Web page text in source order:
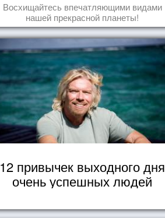
Восхищайтесь впечатляющими видами
нашей прекрасной планеты!
12 привычек выходного дня
очень успешных людей